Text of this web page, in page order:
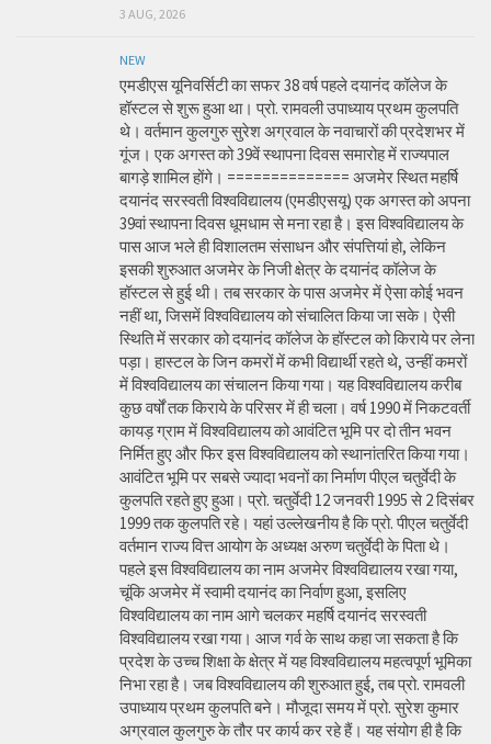
3 AUG, 2026
NEW
एमडीएस यूनिवर्सिटी का सफर 38 वर्ष पहले दयानंद कॉलेज के
हॉस्टल से शुरू हुआ था। प्रो. रामवली उपाध्याय प्रथम कुलपति
थे। वर्तमान कुलगुरु सुरेश अग्रवाल के नवाचारों की प्रदेशभर में
गूंज। एक अगस्त को 39वें स्थापना दिवस समारोह में राज्यपाल
बागड़े शामिल होंगे। ============== अजमेर स्थित महर्षि
दयानंद सरस्वती विश्वविद्यालय (एमडीएसयू) एक अगस्त को अपना
39वां स्थापना दिवस धूमधाम से मना रहा है। इस विश्वविद्यालय के
पास आज भले ही विशालतम संसाधन और संपत्तियां हो, लेकिन
इसकी शुरुआत अजमेर के निजी क्षेत्र के दयानंद कॉलेज के
हॉस्टल से हुई थी। तब सरकार के पास अजमेर में ऐसा कोई भवन
नहीं था, जिसमें विश्वविद्यालय को संचालित किया जा सके। ऐसी
स्थिति में सरकार को दयानंद कॉलेज के हॉस्टल को किराये पर लेना
पड़ा। हास्टल के जिन कमरों में कभी विद्यार्थी रहते थे, उन्हीं कमरों
में विश्वविद्यालय का संचालन किया गया। यह विश्वविद्यालय करीब
कुछ वर्षों तक किराये के परिसर में ही चला। वर्ष 1990 में निकटवर्ती
कायड़ ग्राम में विश्वविद्यालय को आवंटित भूमि पर दो तीन भवन
निर्मित हुए और फिर इस विश्वविद्यालय को स्थानांतरित किया गया।
आवंटित भूमि पर सबसे ज्यादा भवनों का निर्माण पीएल चतुर्वेदी के
कुलपति रहते हुए हुआ। प्रो. चतुर्वेदी 12 जनवरी 1995 से 2 दिसंबर
1999 तक कुलपति रहे। यहां उल्लेखनीय है कि प्रो. पीएल चतुर्वेदी
वर्तमान राज्य वित्त आयोग के अध्यक्ष अरुण चतुर्वेदी के पिता थे।
पहले इस विश्वविद्यालय का नाम अजमेर विश्वविद्यालय रखा गया,
चूंकि अजमेर में स्वामी दयानंद का निर्वाण हुआ, इसलिए
विश्वविद्यालय का नाम आगे चलकर महर्षि दयानंद सरस्वती
विश्वविद्यालय रखा गया। आज गर्व के साथ कहा जा सकता है कि
प्रदेश के उच्च शिक्षा के क्षेत्र में यह विश्वविद्यालय महत्वपूर्ण भूमिका
निभा रहा है। जब विश्वविद्यालय की शुरुआत हुई, तब प्रो. रामवली
उपाध्याय प्रथम कुलपति बने। मौजूदा समय में प्रो. सुरेश कुमार
अग्रवाल कुलगुरु के तौर पर कार्य कर रहे हैं। यह संयोग ही है कि